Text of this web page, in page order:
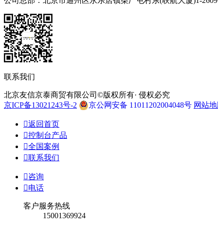
联系我们
北京友信京泰商贸有限公司©版权所有· 侵权必究
京ICP备13021243号-2
京公网安备 11011202004048号 网站地
返回首页
控制台产品
全国案例
联系我们
咨询
电话
客户服务热线
15001369924